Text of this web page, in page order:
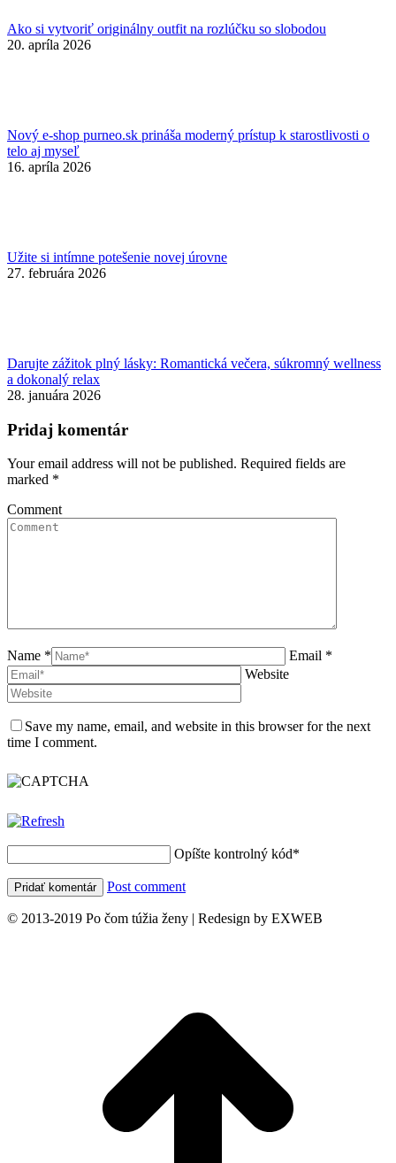
Ako si vytvoriť originálny outfit na rozlúčku so slobodou
20. apríla 2026
Nový e-shop purneo.sk prináša moderný prístup k starostlivosti o
telo aj myseľ
16. apríla 2026
Užite si intímne potešenie novej úrovne
27. februára 2026
Darujte zážitok plný lásky: Romantická večera, súkromný wellness
a dokonalý relax
28. januára 2026
Pridaj komentár
Your email address will not be published. Required fields are
marked *
Comment
Name *
Email *
Website
Save my name, email, and website in this browser for the next
time I comment.
Opíšte kontrolný kód*
Post comment
© 2013-2019 Po čom túžia ženy | Redesign by EXWEB